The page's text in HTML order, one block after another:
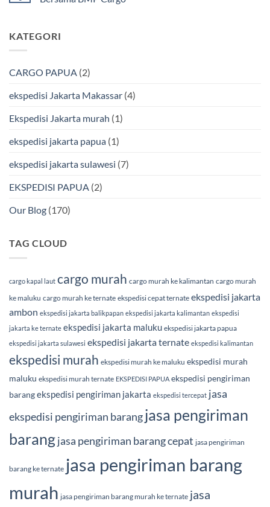
Murah
Bmp
Cargo
Ekspedisi
Laut
Bersama
&
pada
Ekspedisi
Laut
BMP
KATEGORI
CARGO PAPUA (2)
ekspedisi Jakarta Makassar (4)
Ekspedisi Jakarta murah (1)
ekspedisi jakarta papua (1)
ekspedisi jakarta sulawesi (7)
EKSPEDISI PAPUA (2)
Our Blog (170)
TAG CLOUD
cargo kapal laut cargo murah cargo murah ke kalimantan cargo murah
ke maluku cargo murah ke ternate ekspedisi cepat ternate ekspedisi jakarta
ambon ekspedisi jakarta balikpapan ekspedisi jakarta kalimantan ekspedisi
jakarta ke ternate ekspedisi jakarta maluku ekspedisi jakarta papua
ekspedisi jakarta sulawesi ekspedisi jakarta ternate ekspedisi kalimantan
ekspedisi murah ekspedisi murah ke maluku ekspedisi murah
maluku ekspedisi murah ternate EKSPEDISI PAPUA ekspedisi pengiriman
barangekspedisi pengiriman jakarta ekspedisi tercepat jasa
ekspedisi pengiriman barangjasa pengiriman
barangjasa pengiriman barang cepat jasa pengiriman
barang ke ternate jasa pengiriman barang
murah jasa pengiriman barang murah ke ternate jasa